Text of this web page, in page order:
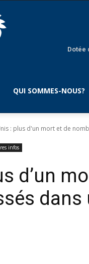
Dotée
QUI SOMMES-NOUS?
: plus d'un mort et de
infos
d’un
dans